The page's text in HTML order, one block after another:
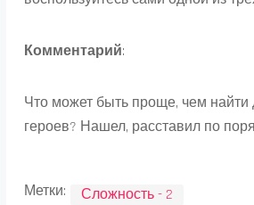
Комментарий:
Что может быть проще, чем
героев? Нашел, расставил по
Метки: Сложность - 2